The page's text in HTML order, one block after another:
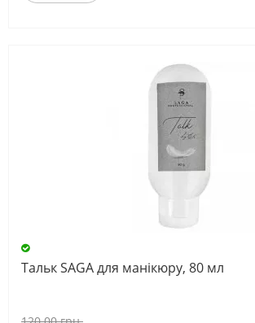
Тальк SAGA для манікюру, 80 мл